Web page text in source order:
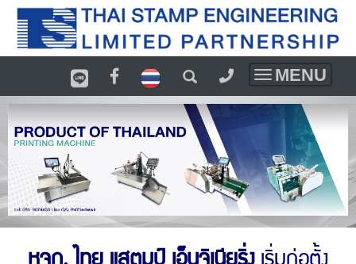
Toggle
navigation
MENU